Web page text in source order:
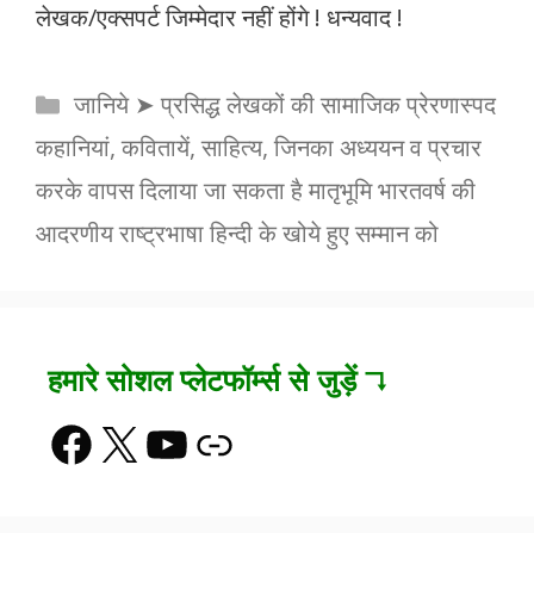
लेखक/एक्सपर्ट जिम्मेदार नहीं होंगे ! धन्यवाद !
Categories
जानिये ➤ प्रसिद्ध लेखकों की सामाजिक प्रेरणास्पद
कहानियां, कवितायें, साहित्य, जिनका अध्ययन व प्रचार
करके वापस दिलाया जा सकता है मातृभूमि भारतवर्ष की
आदरणीय राष्ट्रभाषा हिन्दी के खोये हुए सम्मान को
हमारे सोशल प्लेटफॉर्म्स से जुड़ें ↴
Facebook
X YouTube
Link